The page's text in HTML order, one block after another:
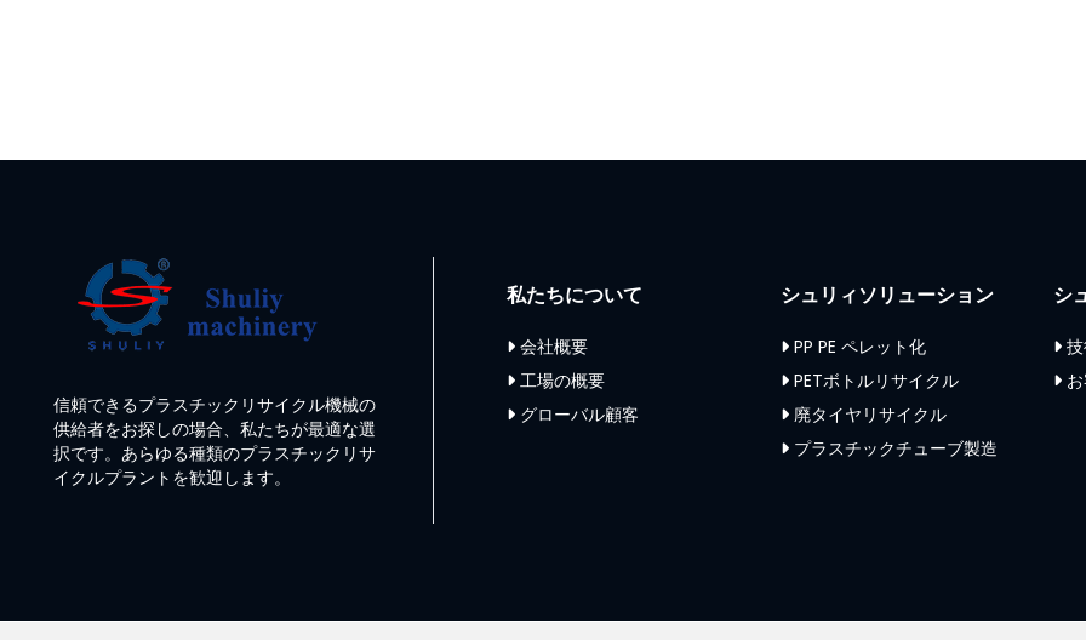
信頼できるプラスチックリサイクル機械の
供給者をお探しの場合、私たちが最適な選
択です。あらゆる種類のプラスチックリサ
イクルプラントを歓迎します。
私たちについて
会社概要
工場の概要
グローバル顧客
シュリィソリューション
PP PE ペレット化
PETボトルリサイクル
廃タイヤリサイクル
プラスチックチューブ製造
シ